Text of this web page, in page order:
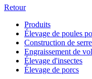
Retour
Produits
Élevage de poules
Construction de
Engraissement de
Élevage d'insectes
Élevage de porcs